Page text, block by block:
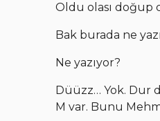
Oldu olası
Bak burada ne
Ne yazıyor?
Düüzz… Yok. Dur
M var. Bunu